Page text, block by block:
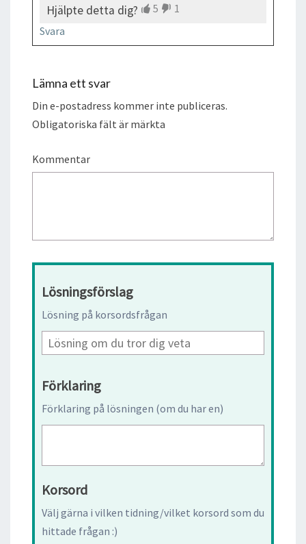
Hjälpte detta dig? 5
1
Svara
Lämna ett svar
Din e-postadress kommer inte publiceras.
Obligatoriska fält är märkta
Kommentar
Lösningsförslag
Lösning på korsordsfrågan
Förklaring
Förklaring på lösningen (om du har en)
Korsord
Välj gärna i vilken tidning/vilket korsord som du
hittade frågan :)